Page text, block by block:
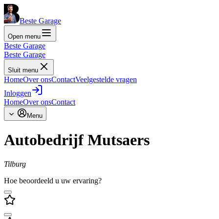
Beste Garage
Open menu
Beste Garage
Beste Garage
Sluit menu
HomeOver onsContactVeelgestelde vragen
Inloggen
HomeOver onsContact
Menu
Autobedrijf Mutsaers
Tilburg
Hoe beoordeeld u uw ervaring?